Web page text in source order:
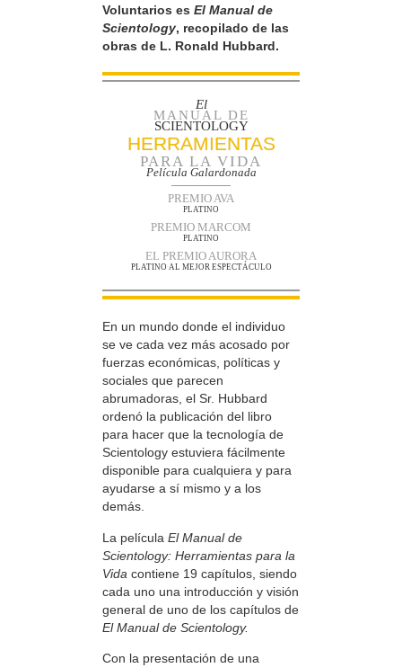
Voluntarios es El Manual de
Scientology, recopilado de las
obras de L. Ronald Hubbard.
El
MANUAL DE
SCIENTOLOGY
HERRAMIENTAS
PARA LA VIDA
Película Galardonada
PREMIO AVA
PLATINO
PREMIO MARCOM
PLATINO
EL PREMIO AURORA
PLATINO AL MEJOR ESPECTÁCULO
En un mundo donde el individuo
se ve cada vez más acosado por
fuerzas económicas, políticas y
sociales que parecen
abrumadoras, el Sr. Hubbard
ordenó la publicación del libro
para hacer que la tecnología de
Scientology estuviera fácilmente
disponible para cualquiera y para
ayudarse a sí mismo y a los
demás.
La película El Manual de
Scientology: Herramientas para la
Vida contiene 19 capítulos, siendo
cada uno una introducción y visión
general de uno de los capítulos de
El Manual de Scientology.
Con la presentación de una